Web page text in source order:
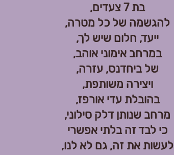
בת 7 צעדים,
להגשמה של כל מטרה,
ייעד, חלום שיש לך,
במרחב אימוני אוהב,
של ביחדנס, עזרה,
ויצירה משותפת,
בהובלת עדי אורפז,
מרחב שנותן דלק סילוני,
כי לבד זה בלתי אפשרי
לעשות את זה, גם לא לנו,